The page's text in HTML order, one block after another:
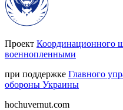
Проект Координационного
военнопленными
при поддержке Главного
обороны Украины
hochuvernut.com